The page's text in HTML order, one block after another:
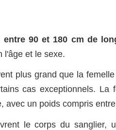
entre 90 et 180 cm de
l'âge et le sexe.
plus grand que la
cas exceptionnels. La
avec un poids compris
le corps du sanglier,